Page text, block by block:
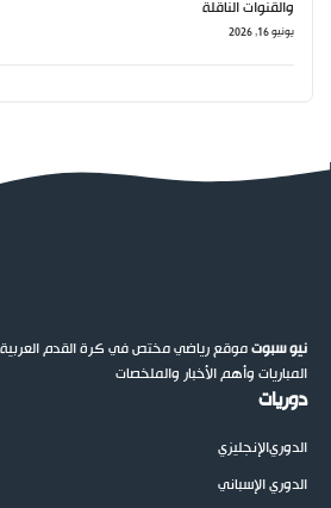
والقنوات الناقلة
يونيو 16, 2026
نيو سبوتموقع رياضي مختص في كرة القدم العربية
المباريات وأهم الأخبار والملخصات
دوريات
الدوريالإنجليزي
الدوري الإسباني